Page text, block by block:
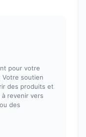
pour votre
Votre soutien
des produits et
à revenir vers
des